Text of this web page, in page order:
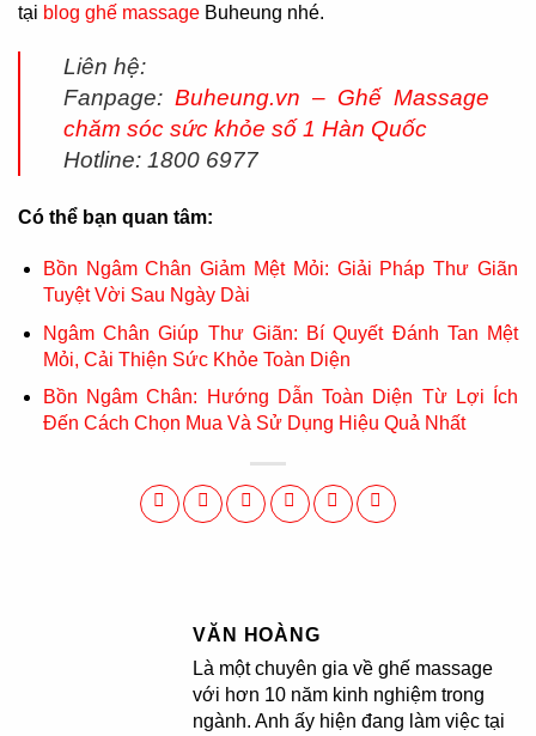
tại blog ghế massage Buheung nhé.
Liên hệ:
Fanpage: Buheung.vn – Ghế Massage
chăm sóc sức khỏe số 1 Hàn Quốc
Hotline: 1800 6977
Có thể bạn quan tâm:
Bồn Ngâm Chân Giảm Mệt Mỏi: Giải Pháp Thư Giãn
Tuyệt Vời Sau Ngày Dài
Ngâm Chân Giúp Thư Giãn: Bí Quyết Đánh Tan Mệt
Mỏi, Cải Thiện Sức Khỏe Toàn Diện
Bồn Ngâm Chân: Hướng Dẫn Toàn Diện Từ Lợi Ích
Đến Cách Chọn Mua Và Sử Dụng Hiệu Quả Nhất
VĂN HOÀNG
Là một chuyên gia về ghế massage
với hơn 10 năm kinh nghiệm trong
ngành. Anh ấy hiện đang làm việc tại